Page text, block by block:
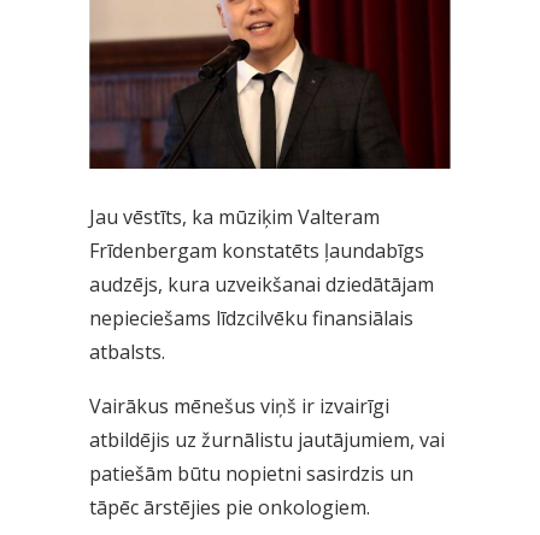
Jau vēstīts, ka mūziķim Valteram
Frīdenbergam konstatēts ļaundabīgs
audzējs, kura uzveikšanai dziedātājam
nepieciešams līdzcilvēku finansiālais
atbalsts.
Vairākus mēnešus viņš ir izvairīgi
atbildējis uz žurnālistu jautājumiem, vai
patiešām būtu nopietni sasirdzis un
tāpēc ārstējies pie onkologiem.